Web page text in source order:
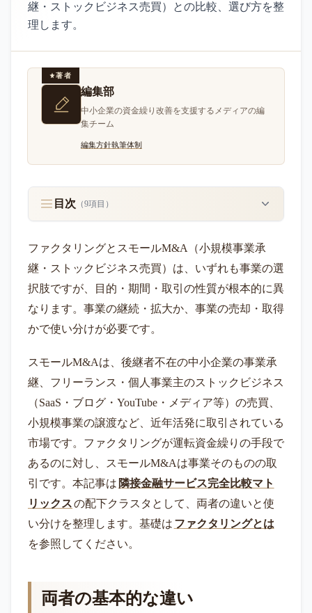
継・ストックビジネス売買）との比較、選び方を整
理します。
著者
編集部
中小企業の資金繰り改善を支援するメディアの編
集チーム
編集方針執筆体制
目次 （9項目）
ファクタリングとスモールM&A（小規模事業承
継・ストックビジネス売買）は、いずれも事業の選
択肢ですが、目的・期間・取引の性質が根本的に異
なります。事業の継続・拡大か、事業の売却・取得
かで使い分けが必要です。
スモールM&Aは、後継者不在の中小企業の事業承
継、フリーランス・個人事業主のストックビジネス
（SaaS・ブログ・YouTube・メディア等）の売買、
小規模事業の譲渡など、近年活発に取引されている
市場です。ファクタリングが運転資金繰りの手段で
あるのに対し、スモールM&Aは事業そのものの取
引です。本記事は 隣接金融サービス完全比較マト
リックスの配下クラスタとして、両者の違いと使
い分けを整理します。基礎は ファクタリングとは
を参照してください。
両者の基本的な違い